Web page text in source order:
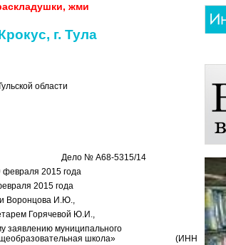
жми
г. Тула
области
Дело № А68-5315/14
февраля 2015 года
2015 года
Воронцова И.Ю.,
Горячевой Ю.И.,
заявлению муниципального
общеобразовательная школа» (ИНН